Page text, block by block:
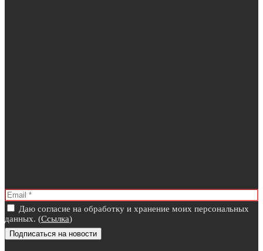
Даю согласие на обработку и хранение моих персональных
данных. (Ссылка)